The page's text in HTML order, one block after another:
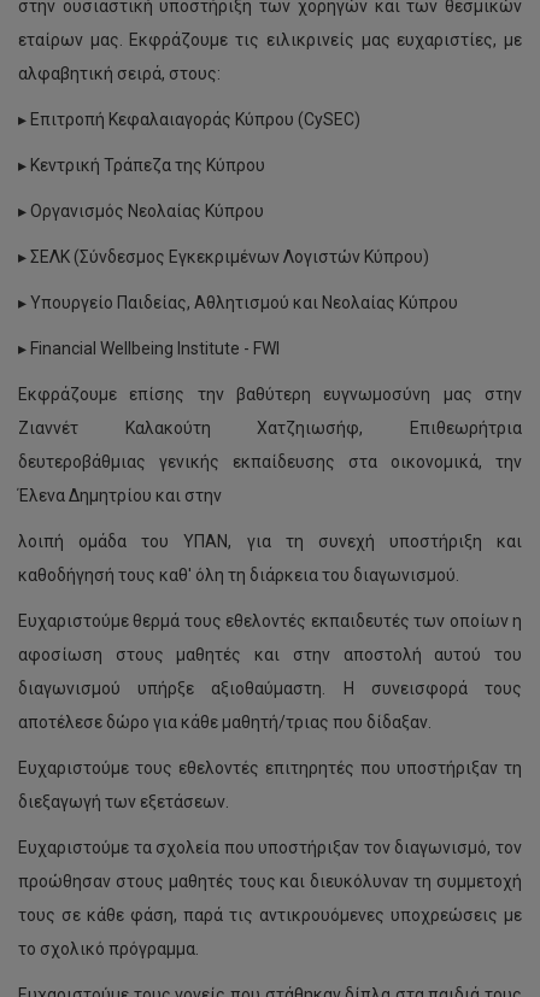
στην ουσιαστική υποστήριξη των χορηγών και των θεσμικών
εταίρων μας. Εκφράζουμε τις ειλικρινείς μας ευχαριστίες, με
αλφαβητική σειρά, στους:
▸ Επιτροπή Κεφαλαιαγοράς Κύπρου (CySEC)
▸ Κεντρική Τράπεζα της Κύπρου
▸ Οργανισμός Νεολαίας Κύπρου
▸ ΣΕΛΚ (Σύνδεσμος Εγκεκριμένων Λογιστών Κύπρου)
▸ Υπουργείο Παιδείας, Αθλητισμού και Νεολαίας Κύπρου
▸ Financial Wellbeing Institute - FWI
Εκφράζουμε επίσης την βαθύτερη ευγνωμοσύνη μας στην
Ζιαννέτ Καλακούτη Χατζηιωσήφ, Επιθεωρήτρια
δευτεροβάθμιας γενικής εκπαίδευσης στα οικονομικά, την
Έλενα Δημητρίου και στην
λοιπή ομάδα του ΥΠΑΝ, για τη συνεχή υποστήριξη και
καθοδήγησή τους καθ' όλη τη διάρκεια του διαγωνισμού.
Ευχαριστούμε θερμά τους εθελοντές εκπαιδευτές των οποίων η
αφοσίωση στους μαθητές και στην αποστολή αυτού του
διαγωνισμού υπήρξε αξιοθαύμαστη. Η συνεισφορά τους
αποτέλεσε δώρο για κάθε μαθητή/τριας που δίδαξαν.
Ευχαριστούμε τους εθελοντές επιτηρητές που υποστήριξαν τη
διεξαγωγή των εξετάσεων.
Ευχαριστούμε τα σχολεία που υποστήριξαν τον διαγωνισμό, τον
προώθησαν στους μαθητές τους και διευκόλυναν τη συμμετοχή
τους σε κάθε φάση, παρά τις αντικρουόμενες υποχρεώσεις με
το σχολικό πρόγραμμα.